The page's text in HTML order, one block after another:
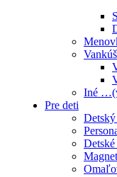
Iné
Pre deti